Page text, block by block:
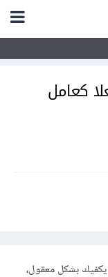
كعامل
بشكل معقول،